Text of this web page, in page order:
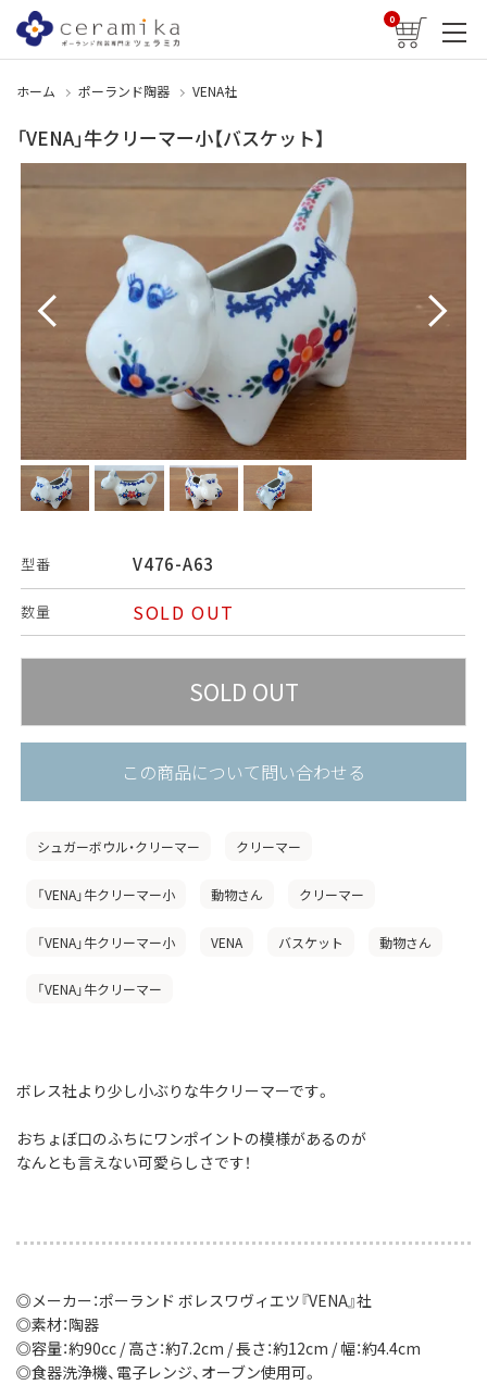
0
ホーム ポーランド陶器 VENA社
「VENA」牛クリーマー小【バスケット】
型番 V476-A63
数量 SOLD OUT
この商品について問い合わせる
シュガーボウル・クリーマー クリーマー
「VENA」牛クリーマー小 動物さん クリーマー
「VENA」牛クリーマー小 VENA バスケット 動物さん
「VENA」牛クリーマー
ボレス社より少し小ぶりな牛クリーマーです。
おちょぼ口のふちにワンポイントの模様があるのが
なんとも言えない可愛らしさです！
◎メーカー：ポーランド ボレスワヴィエツ『VENA』社
◎素材：陶器
◎容量：約90cc / 高さ：約7.2cm / 長さ：約12cm / 幅：約4.4cm
◎食器洗浄機、電子レンジ、オーブン使用可。